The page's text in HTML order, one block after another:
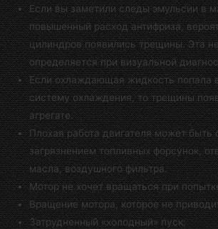
Если вы заметили следы эмульсии в
повышенный расход антифриза,
цилиндров появились трещины. Эта
определяется при визуальной
Если охлаждающая жидкость попала
систему охлаждения, то трещины
агрегате.
Плохая работа двигателя может быть
загрязнением топливных форсунок,
масла, воздушного фильтра.
Мотор не хочет вращаться при
Вращение мотора, которое не
Затрудненный «холодный» пуск;